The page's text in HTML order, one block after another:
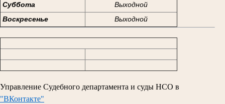
Суббота
Выходной
Воскресенье
Выходной
Управление Судебного департамента и суды НСО в
"ВКонтакте"